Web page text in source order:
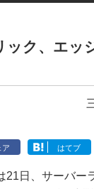
ク、エッ
ア はてブ
日、サーバー